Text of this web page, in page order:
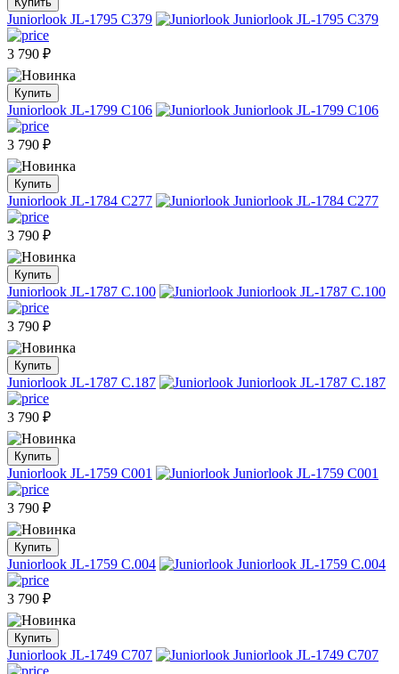
Juniorlook JL-1795 C379
3 790 ₽
Купить
Juniorlook JL-1799 C106
3 790 ₽
Купить
Juniorlook JL-1784 C277
3 790 ₽
Купить
Juniorlook JL-1787 C.100
3 790 ₽
Купить
Juniorlook JL-1787 C.187
3 790 ₽
Купить
Juniorlook JL-1759 C001
3 790 ₽
Купить
Juniorlook JL-1759 C.004
3 790 ₽
Купить
Juniorlook JL-1749 C707